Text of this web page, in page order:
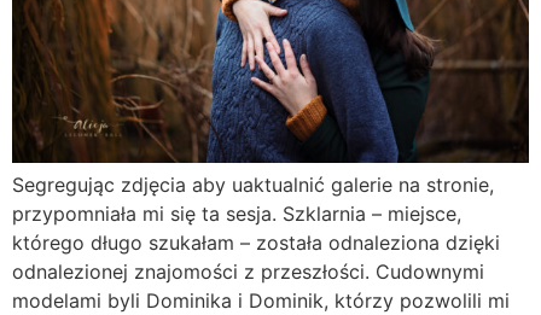
Segregując zdjęcia aby uaktualnić galerie na stronie,
przypomniała mi się ta sesja. Szklarnia – miejsce,
którego długo szukałam – została odnaleziona dzięki
odnalezionej znajomości z przeszłości. Cudownymi
modelami byli Dominika i Dominik, którzy pozwolili mi